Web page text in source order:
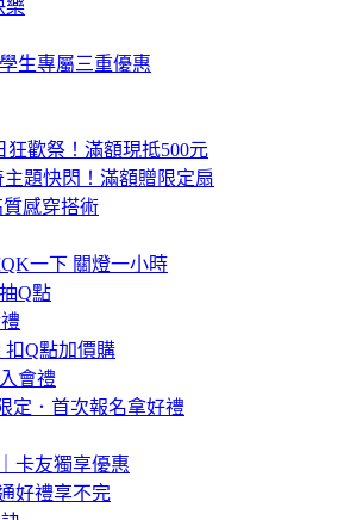
樂
生專屬三重優惠
狂歡祭！滿額現抵500元
主題快閃！滿額贈限定扇
感穿搭術
一下 關燈一小時
Q點
扣Q點加價購
會禮
定．首次報名拿好禮
卡友獨享優惠
好禮享不完